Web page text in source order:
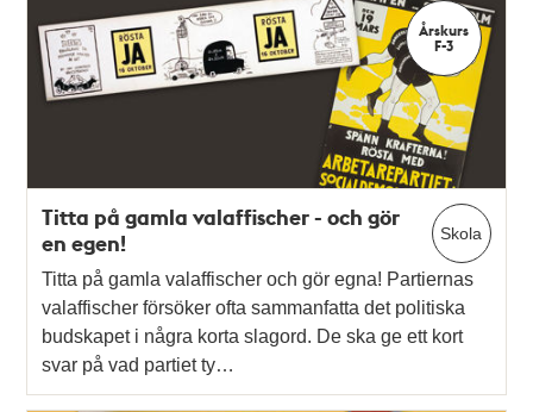
Årskurs
F-3
Skola
Titta på gamla valaffischer - och gör
en egen!
Titta på gamla valaffischer och gör egna! Partiernas
valaffischer försöker ofta sammanfatta det politiska
budskapet i några korta slagord. De ska ge ett kort
svar på vad partiet ty…